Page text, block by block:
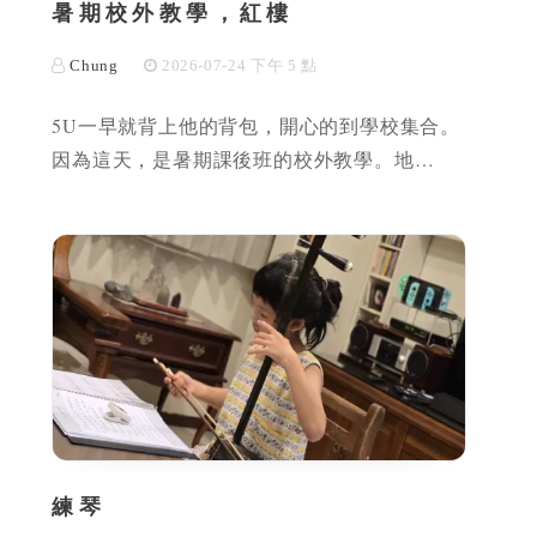
暑期校外教學，紅樓
Chung 2026-07-24 下午 5 點
5U一早就背上他的背包，開心的到學校集合。
因為這天，是暑期課後班的校外教學。地…
練琴